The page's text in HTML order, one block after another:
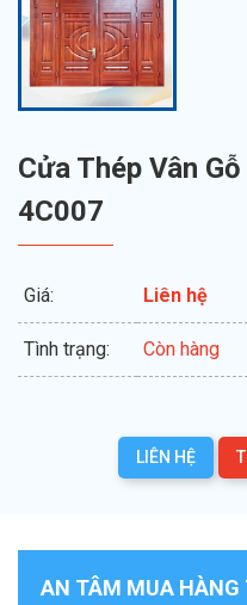
Cửa Thép Vân
4C007
Giá: Liên hệ
Tình trạng: Còn hàng
LIÊN HỆ
AN TÂM MUA HÀNG